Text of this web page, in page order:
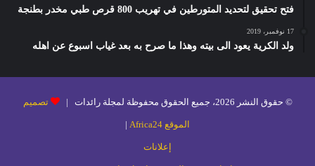
فتح تحقيق لتحديد المتورطين في تهريب 800 قرص طبي مخدر بطنجة
17 نوفمبر، 2019
ولد الكرية يعود الى بيته وهذا ما صرح به بعد غياب اسبوع عن اهله
© حقوق النشر 2026، جميع الحقوق محفوظة لمجلة رائدات | تصميم
الموقع Africa24 |
إعلانات